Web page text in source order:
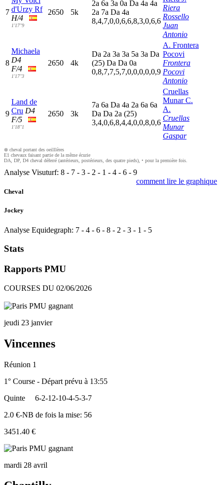
7 d'Urzy Rf
H/4
1'17"9
2650 5k
2a 6a 3a 0a Da 4a 4a
2a 7a Da 4a
8,4,7,0,0,6,6,8,3,0,6,6
Riera
Rossello
Juan
Antonio
8
Michaela
D4
F/4
1'17"3
2650 4k
Da 2a 3a 3a 5a 3a Da
(25) Da Da 0a
0,8,7,7,5,7,0,0,0,0,0,9
A. Frontera
Pocovi
Frontera
Pocovi
Antonio
9
Land de
Cru D4
F/5
1'18"1
2650 3k
7a 6a Da 4a 2a 6a 6a
Da Da 2a (25)
3,4,0,6,8,4,4,0,0,8,0,6
Cruellas
Munar C.
A.
Cruellas
Munar
Gaspar
⊗ cheval portant des oeilllères
E1 chevaux faisant partie de la même écurie
DA, DP, D4 cheval déferré (antérieurs, postérieurs, des quatre pieds), • pour la première fois.
Analyse Visuturf: 8 - 7 - 3 - 2 - 1 - 4 - 6 - 9
comment lire le graphique
Cheval
Jockey
Analyse Equidegraph: 7 - 4 - 6 - 8 - 2 - 3 - 1 - 5
Stats
Rapports PMU
COURSES DU 02/06/2026
jeudi 23 janvier
Vincennes
Réunion 1
1° Course - Départ prévu à 13:55
Quinte
6-2-12-10-4-5-3-7
2.0 €-NB de fois la mise: 56
3451.40 €
mardi 28 avril